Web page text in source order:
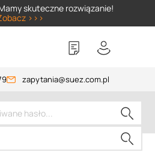
skuteczne rozwiązanie!
>>>
zapytania@suez.com.pl